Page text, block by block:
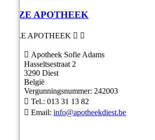
ONZE APOTHEEK
ONZE APOTHEEK  
 Apotheek Sofie Adams
Hasseltsestraat 2
3290 Diest
België
Vergunningsnummer: 242003
 Tel.: 013 31 13 82
 Email: info@apotheekdiest.be